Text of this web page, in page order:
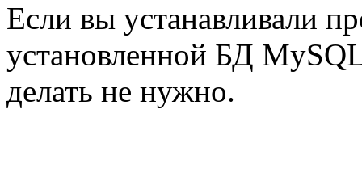
Если вы устанавливали
установленной БД
делать не нужно.